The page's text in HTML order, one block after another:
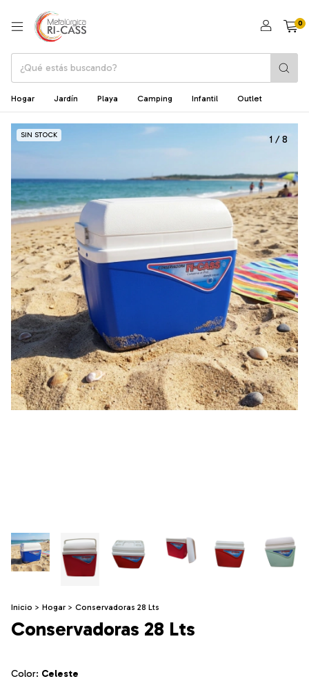
0
Hogar Jardín Playa Camping Infantil Outlet
SIN STOCK 1 /8
Inicio > Hogar > Conservadoras 28 Lts
Conservadoras 28 Lts
Color: Celeste